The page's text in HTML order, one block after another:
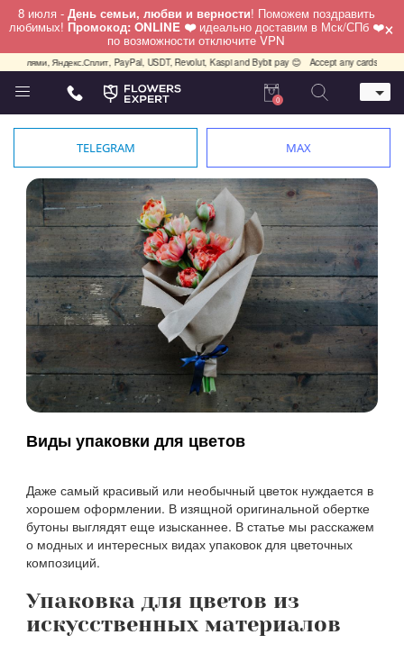
8 июля - День семьи, любви и верности! Поможем поздравить
любимых! Промокод: ONLINE ❤️ идеально доставим в Мск/СПб ❤️
по возможности отключите VPN ×
Яндекс.Сплит, PayPal, USDT, Revolut, Kaspi and Bybit pay 😊 Accept any cards any
Телефон
+7 (812) 425 36 05
+7 (911) 928-84-77
Санкт-Петербург,
Лизы Чайкиной 25
работаем круглосуточно
0
TELEGRAM MAX
Виды упаковки для цветов
Даже самый красивый или необычный цветок нуждается в
хорошем оформлении. В изящной оригинальной обертке
бутоны выглядят еще изысканнее. В статье мы расскажем
о модных и интересных видах упаковок для цветочных
композиций.
Упаковка для цветов из
искусственных материалов